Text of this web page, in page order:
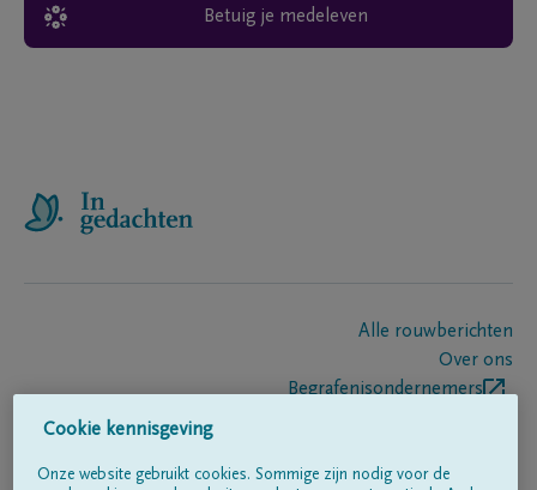
Betuig je medeleven
Alle rouwberichten
Over ons
Begrafenisondernemers
Cookie kennisgeving
Onze website gebruikt cookies. Sommige zijn nodig voor de